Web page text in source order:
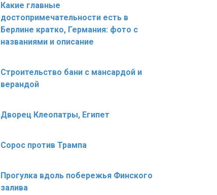
Какие главные
достопримечательности есть в
Берлине кратко, Германия: фото с
названиями и описание
Строительство бани с мансардой и
верандой
Дворец Клеопатры, Египет
Сорос против Трампа
Прогулка вдоль побережья Финского
залива